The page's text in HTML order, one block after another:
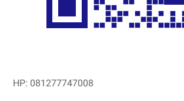
HP: 081277747008